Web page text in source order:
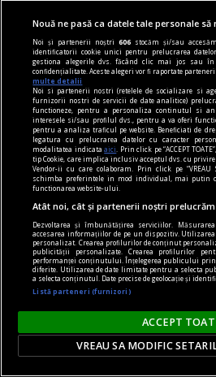
sandale
Cum să îți alegi sandalele
această vară? 7 recomandări
Vara îți schimbă ritmul și
devin mai lejere, pantalonii
încălțămintea trebuie să țină
temperaturile ridicate și cu
spontane. O pereche bine
susține ținuta, dar și
mergi la birou...
Nouă ne pasă ca datele tale personale
Noi și partenerii noștri606 stocăm și/sau
identificatorii cookie unici pentru prelucrarea
gestiona alegerile dvs. făcând clic mai jos sau
confidențialitate. Aceste alegeri vor fi raportate
multe detalii
Noi si partenerii nostri (retelele de socializare si
furnizorii nostri de servicii de date analitice)
functioneze, pentru a personaliza continutul si
interesele si/sau profilul dvs., pentru a va oferi
pentru a analiza traficul pe website. Beneficiati de
legatura cu prelucrarea datelor cu caracter
modalitatea indicataaici
. Prin click pe “ACCEPT
tip Cookie, care implica inclusiv acceptul dvs. cu
Vendor-ii cu care colaboram. Prin click pe “VREAU
schimba preferintele in mod individual, mai putin
functionarea website-ului.
Atât noi, cât și partenerii noștri
Dezvoltarea și îmbunătățirea serviciilor.
accesarea informațiilor de pe un dispozitiv.
personalizat. Crearea profilurilor de conținut
publicității personalizate. Crearea profilurilor
performanței conținutului. Înțelegerea publicului
diferite. Utilizarea de date limitate pentru a selecta
a selecta conținutul. Date precise de geolocație și
Listă parteneri (furnizori)
ACCEPT
VREAU SA MODIFIC